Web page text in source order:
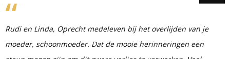
Rudi en Linda, Oprecht medeleven bij het overlijden van je
moeder, schoonmoeder. Dat de mooie herinneringen een